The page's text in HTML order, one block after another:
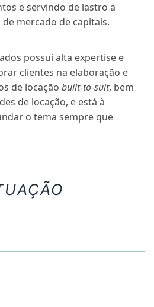
e servindo de lastro a
mercado de capitais.
possui alta expertise e
clientes na elaboração e
de locação built-to-suit, bem
de locação, e está à
o tema sempre que